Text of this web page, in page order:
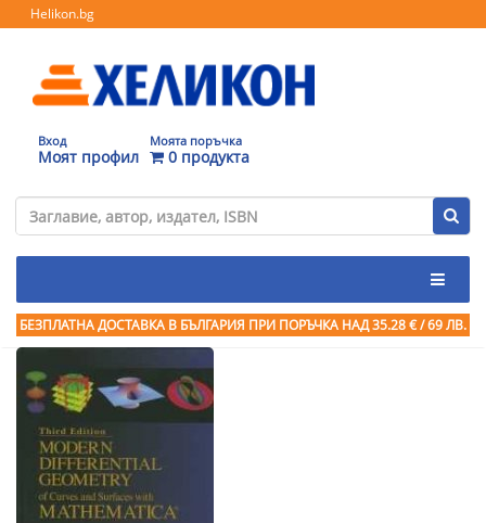
Helikon.bg
Вход
Моят профил
Моята поръчка
0 продукта
БЕЗПЛАТНА ДОСТАВКА В БЪЛГАРИЯ ПРИ ПОРЪЧКА НАД 35.28 € / 69 ЛВ.